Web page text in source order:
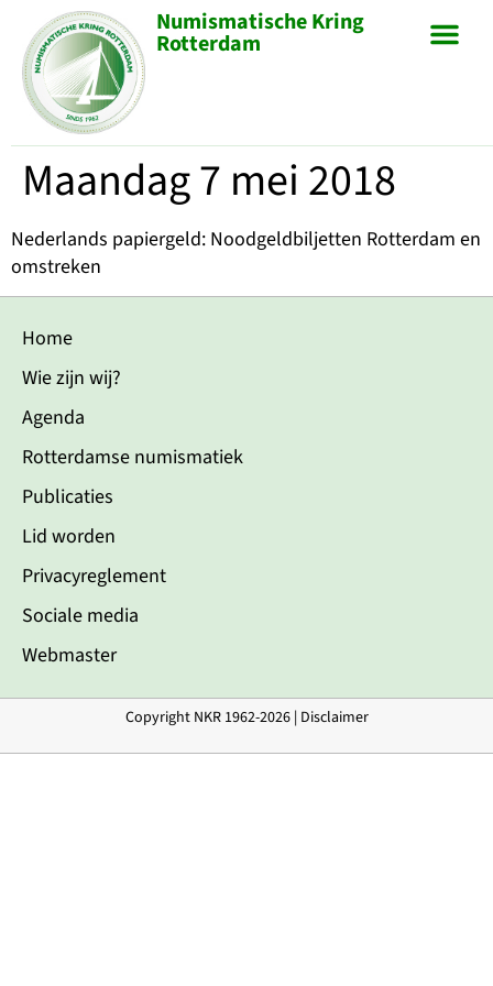
Numismatische Kring
Rotterdam
Maandag 7 mei 2018
Nederlands papiergeld: Noodgeldbiljetten Rotterdam en
omstreken
Home
Wie zijn wij?
Agenda
Rotterdamse numismatiek
Publicaties
Lid worden
Privacyreglement
Sociale media
Webmaster
Copyright NKR 1962-2026 | Disclaimer